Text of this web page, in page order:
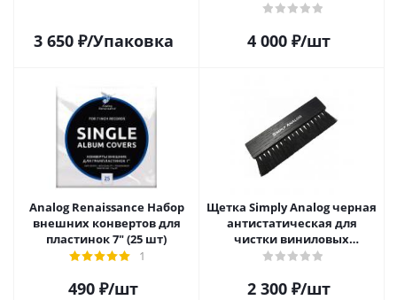
3 650₽/Упаковка 4 000₽/шт
Analog Renaissance Набор
внешних конвертов для
пластинок 7" (25 шт)
1
490 ₽/шт
Щетка Simply Analog черная
антистатическая для
чистки виниловых
пластинок
2 300₽/шт